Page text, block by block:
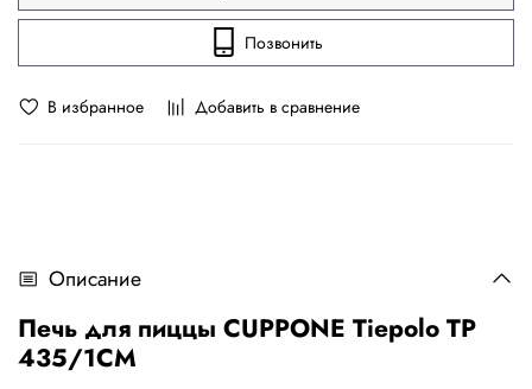
В избранное Добавить в сравнение
Позвонить
Описание
Печь для пиццы CUPPONE Tiepolo TP
435/1CM